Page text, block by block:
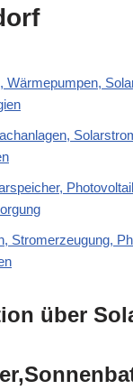
Wärmepumpen,
Stromerzeugung,
über